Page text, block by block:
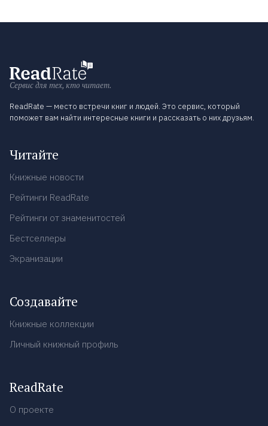
Сервис для тех, кто читает.
ReadRate — место встречи книг и людей. Это сервис, который
поможет вам найти интересные книги и рассказать о них друзьям.
Читайте
Книжные новости
Рейтинги ReadRate
Рейтинги от знаменитостей
Бестселлеры
Экранизации
Создавайте
Книжные коллекции
Личный книжный профиль
ReadRate
О проекте